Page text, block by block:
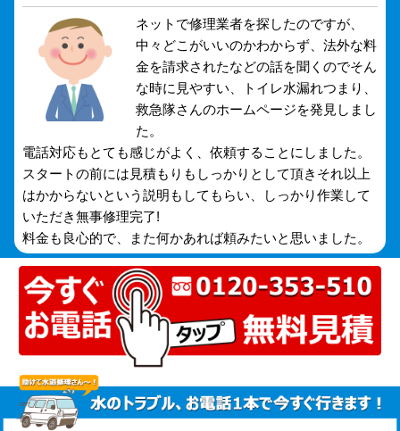
ネットで修理業者を探したのですが、
中々どこがいいのかわからず、法外な料
金を請求されたなどの話を聞くのでそん
な時に見やすい、トイレ水漏れつまり、
救急隊さんのホームページを発見しまし
た。
電話対応もとても感じがよく、依頼することにしました。
スタートの前には見積もりもしっかりとして頂きそれ以上
はかからないという説明もしてもらい、しっかり作業して
いただき無事修理完了!
料金も良心的で、また何かあれば頼みたいと思いました。